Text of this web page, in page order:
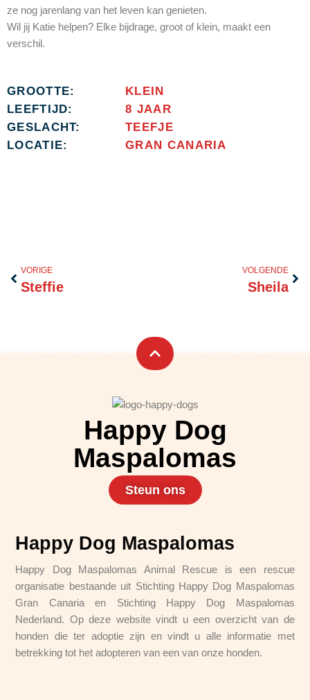
ze nog jarenlang van het leven kan genieten.
Wil jij Katie helpen? Elke bijdrage, groot of klein, maakt een
verschil.
GROOTTE:
KLEIN
LEEFTIJD:
8 JAAR
GESLACHT:
TEEFJE
LOCATIE:
GRAN CANARIA
Vorige
VORIGE
Steffie
VOLGENDE
Sheila
Happy Dog
Maspalomas
Steun ons
Happy Dog Maspalomas
Happy Dog Maspalomas Animal Rescue is een rescue
organisatie bestaande uit Stichting Happy Dog Maspalomas
Gran Canaria en Stichting Happy Dog Maspalomas
Nederland. Op deze website vindt u een overzicht van de
honden die ter adoptie zijn en vindt u alle informatie met
betrekking tot het adopteren van een van onze honden.